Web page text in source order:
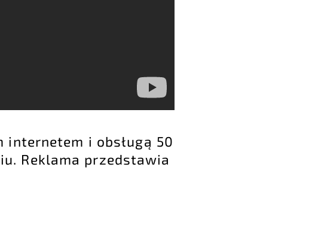
internetem i obsługą 50
Reklama przedstawia